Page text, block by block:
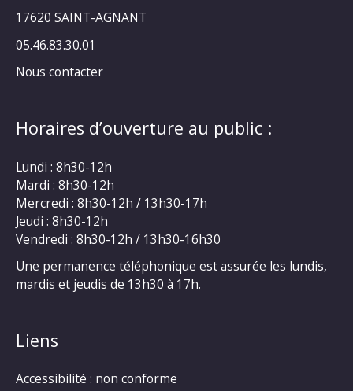
17620 SAINT-AGNANT
05.46.83.30.01
Nous contacter
Horaires d’ouverture au public :
Lundi : 8h30-12h
Mardi : 8h30-12h
Mercredi : 8h30-12h / 13h30-17h
Jeudi : 8h30-12h
Vendredi : 8h30-12h / 13h30-16h30
Une permanence téléphonique est assurée les lundis,
mardis et jeudis de 13h30 à 17h.
Liens
Accessibilité : non conforme